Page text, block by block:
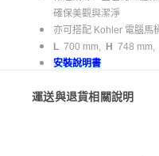
確保美觀與潔淨
亦可搭配 Kohler 電腦馬
L 700 mm, H 748
安裝說明書
運送與退貨相關說明